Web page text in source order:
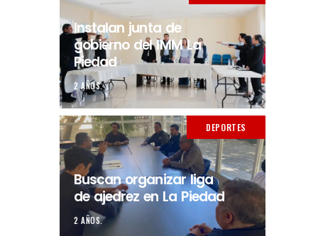
Instalan junta de
gobierno del IMM La
Piedad
2 AÑOS.
DEPORTES
Buscan organizar liga
de ajedrez en La Piedad
2 AÑOS.